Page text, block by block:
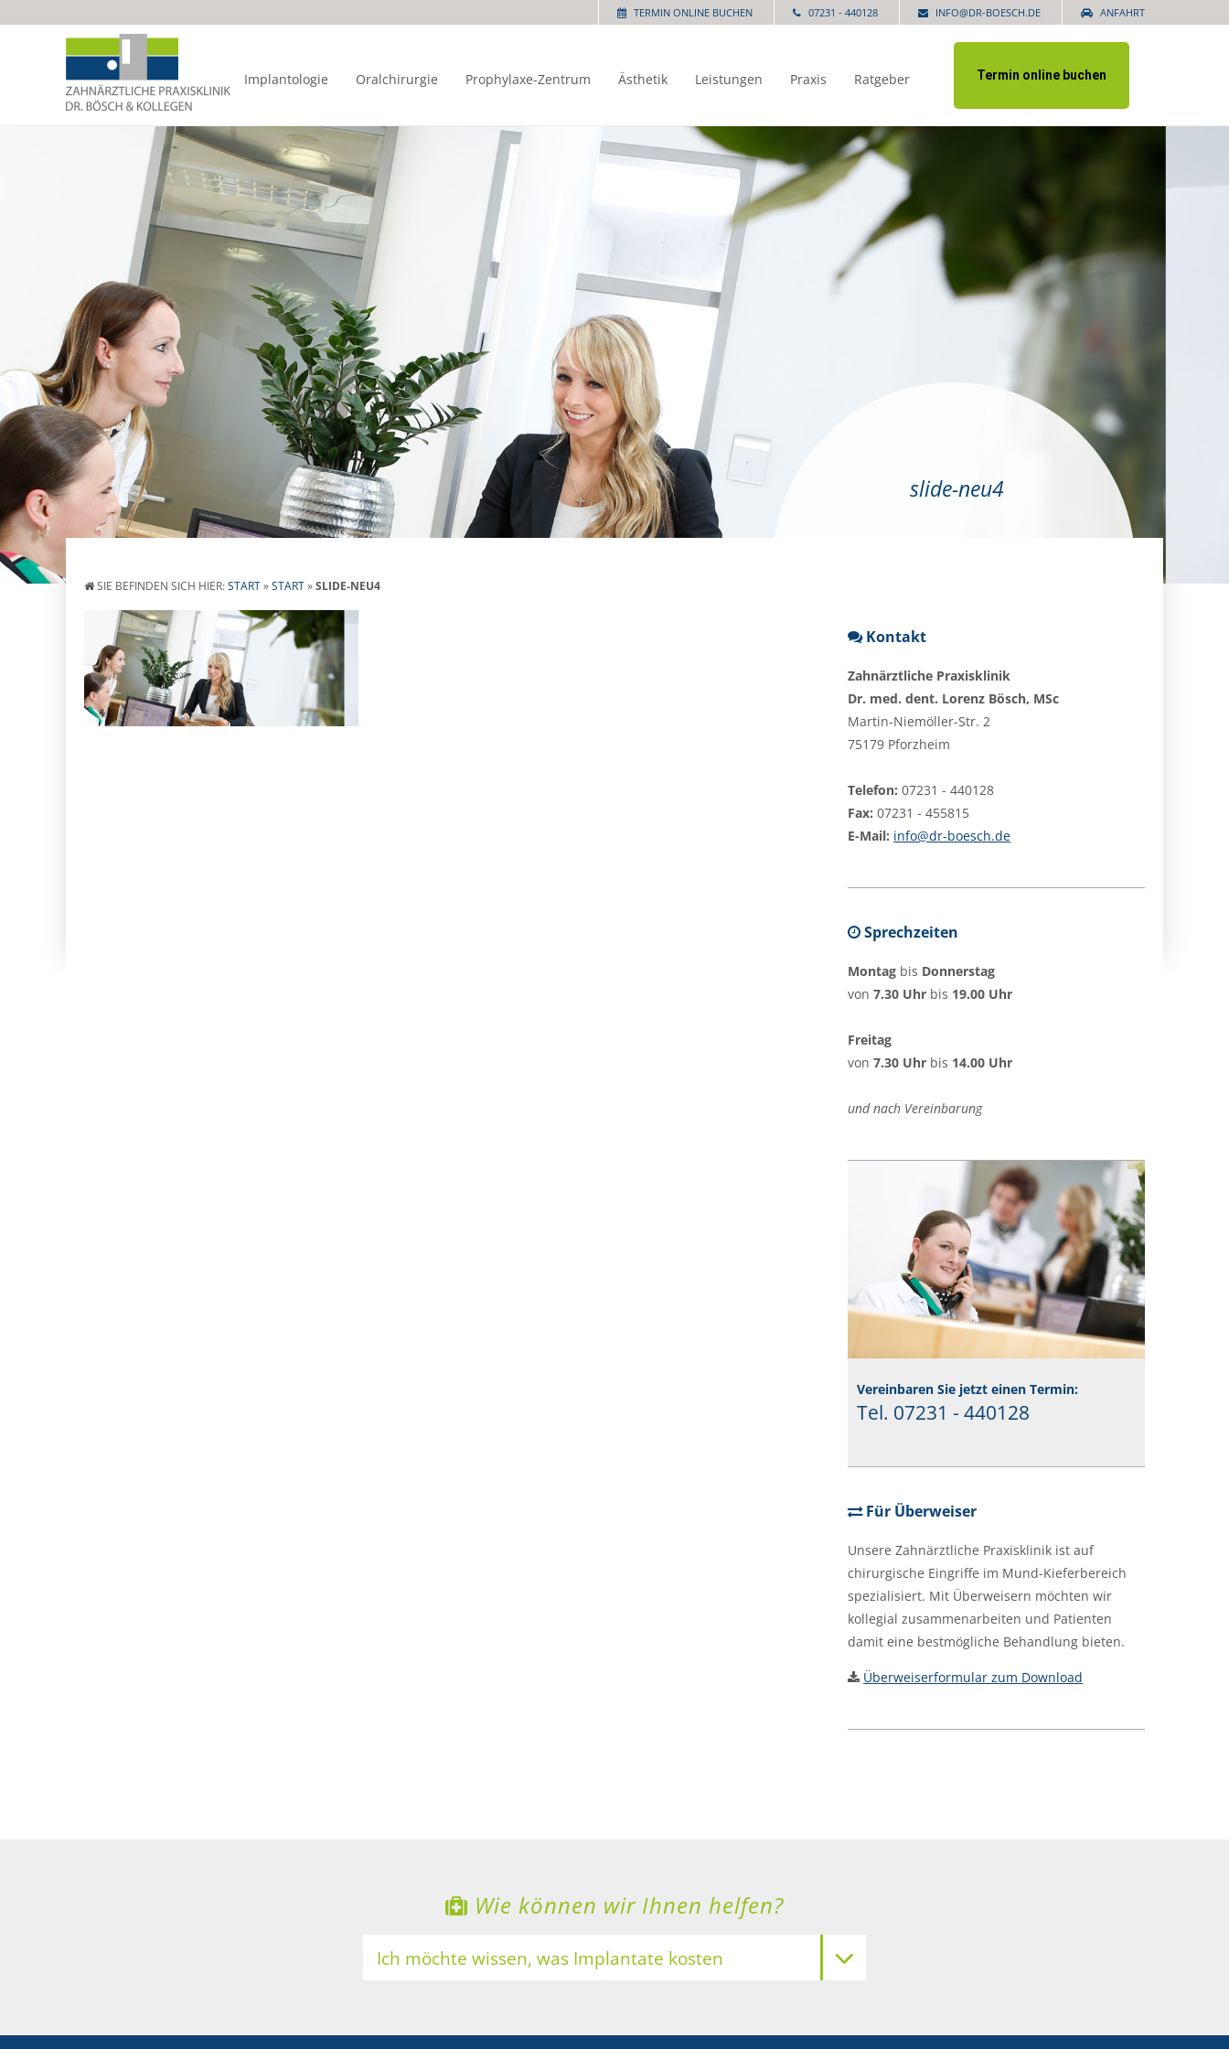
TERMIN ONLINE BUCHEN 07231 - 440128 INFO@DR-BOESCH.DE ANFAHRT
Implantologie Oralchirurgie Prophylaxe-Zentrum Ästhetik Leistungen Praxis Ratgeber Termin online buchen
slide-neu4
SIE BEFINDEN SICH HIER:START»START»SLIDE-NEU4
Kontakt
Zahnärztliche Praxisklinik
Dr. med. dent. Lorenz Bösch, MSc
Martin-Niemöller-Str. 2
75179 Pforzheim
Telefon: 07231 - 440128
Fax: 07231 - 455815
E-Mail: info@dr-boesch.de
Sprechzeiten
Montag bis Donnerstag
von7.30 Uhr bis 19.00 Uhr
Freitag
von7.30 Uhr bis 14.00 Uhr
und nach Vereinbarung
Vereinbaren Sie jetzt einen Termin:
Tel. 07231 - 440128
Für Überweiser
Unsere Zahnärztliche Praxisklinik ist auf
chirurgische Eingriffe im Mund-Kieferbereich
spezialisiert. Mit Überweisern möchten wir
kollegial zusammenarbeiten und Patienten
damit eine bestmögliche Behandlung bieten.
Überweiserformular zum Download
Wie können wir Ihnen helfen?
Ich möchte wissen, was Implantate kosten